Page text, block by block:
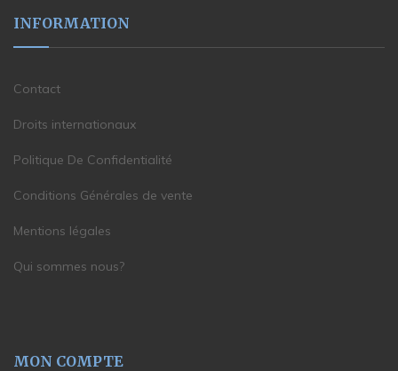
INFORMATION
Contact
Droits internationaux
Politique De Confidentialité
Conditions Générales de vente
Mentions légales
Qui sommes nous?
MON COMPTE